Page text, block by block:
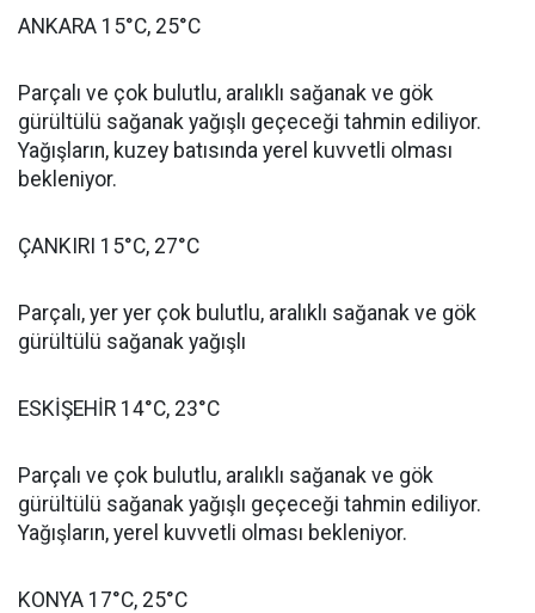
ANKARA 15°C, 25°C
Parçalı ve çok bulutlu, aralıklı sağanak ve gök
gürültülü sağanak yağışlı geçeceği tahmin ediliyor.
Yağışların, kuzey batısında yerel kuvvetli olması
bekleniyor.
ÇANKIRI 15°C, 27°C
Parçalı, yer yer çok bulutlu, aralıklı sağanak ve gök
gürültülü sağanak yağışlı
ESKİŞEHİR 14°C, 23°C
Parçalı ve çok bulutlu, aralıklı sağanak ve gök
gürültülü sağanak yağışlı geçeceği tahmin ediliyor.
Yağışların, yerel kuvvetli olması bekleniyor.
KONYA 17°C, 25°C